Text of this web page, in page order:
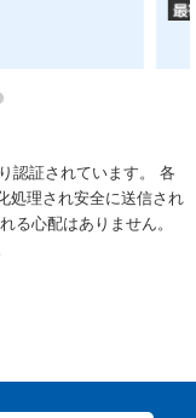
認証されています。
各
処理され安全に送信され
る心配はありません。